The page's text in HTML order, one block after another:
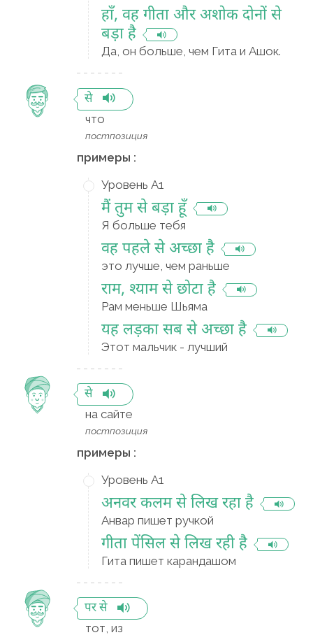
हाँ, वह गीता और अशोक दोनों से
बड़ा है
Да, он больше, чем Гита и Ашок.
से
что
постпозиция
примеры :
Уровень A1
मैं तुम से बड़ा हूँ
Я больше тебя
वह पहले से अच्छा है
это лучше, чем раньше
राम, श्याम से छोटा है
Рам меньше Шьяма
यह लड़का सब से अच्छा है
Этот мальчик - лучший
से
на сайте
постпозиция
примеры :
Уровень A1
अनवर कलम से लिख रहा है
Анвар пишет ручкой
गीता पेंसिल से लिख रही है
Гита пишет карандашом
पर से
тот, из